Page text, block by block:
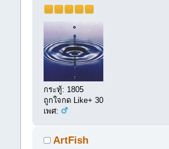
กระทู้: 1805
ถูกใจกด Like+ 30
เพศ:
ArtFish